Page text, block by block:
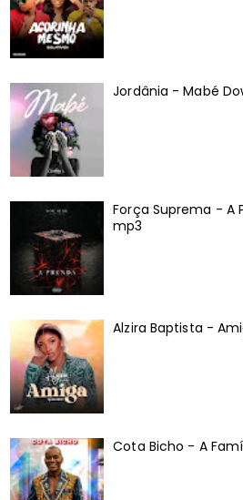
Jordânia - Mabé
Força Suprema - A
mp3
Alzira Baptista -
Cota Bicho - A